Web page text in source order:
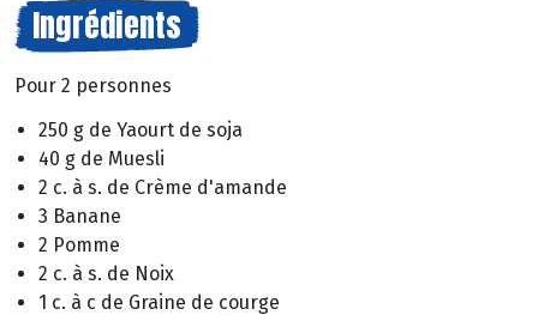
Ingrédients
Pour 2 personnes
250 g de Yaourt de soja
40 g de Muesli
2 c. à s. de Crème d'amande
3 Banane
2 Pomme
2 c. à s. de Noix
1 c. à c de Graine de courge